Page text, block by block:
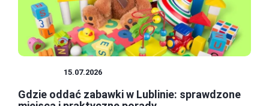
15.07.2026
Gdzie oddać zabawki w Lublinie: sprawdzone